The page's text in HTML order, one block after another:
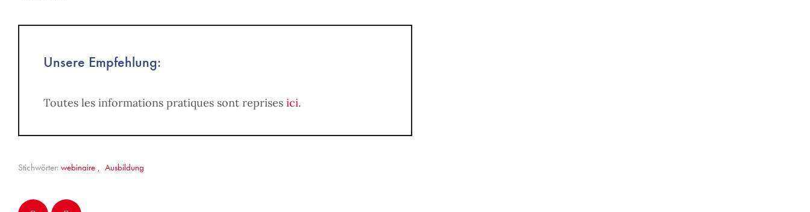
Unsere Empfehlung:
Toutes les informations pratiques sont reprises ici.
Stichwörter: webinaire , Ausbildung